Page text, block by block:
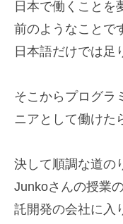
日本で働くことを
前のようなことで
日本語だけでは足
そこからプログラ
ニアとして働けた
決して順調な道の
Junkoさんの授業
託開発の会社に入